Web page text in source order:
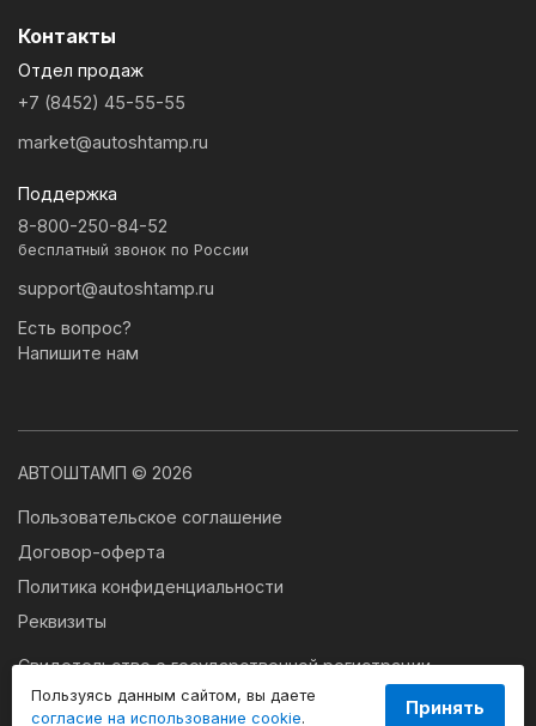
Пользуясь данным сайтом, вы даете
согласие на использование cookie.
Принять
Контакты
Отдел продаж
+7 (8452) 45-55-55
market@autoshtamp.ru
Поддержка
8-800-250-84-52
бесплатный звонок по России
support@autoshtamp.ru
Есть вопрос?
Напишите нам
АВТОШТАМП © 2026
Пользовательское соглашение
Договор-оферта
Политика конфиденциальности
Реквизиты
Свидетельство о государственной регистрации
программы для ЭВМ № 2024663179